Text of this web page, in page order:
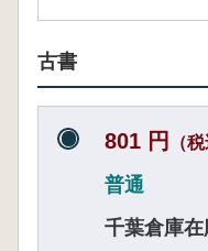
古書
801 円 （税
普通
千葉倉庫在